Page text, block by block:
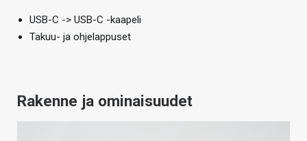
USB-C -> USB-C -kaapeli
Takuu- ja ohjelappuset
Rakenne ja ominaisuudet